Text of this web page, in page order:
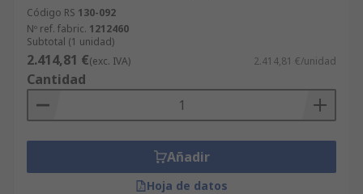
Código RS 130-092
Nº ref. fabric. 1212460
Subtotal (1 unidad)
2.414,81 €(exc. IVA) 2.414,81 €/unidad
Cantidad
Añadir
Hoja de datos